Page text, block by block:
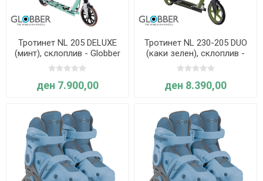
Тротинет NL 205 DELUXE
(минт), склоплив - Globber
ден 7.900,00
Тротинет NL 230-205 DUO
(каки зелен), склоплив -
Globber
ден 8.390,00